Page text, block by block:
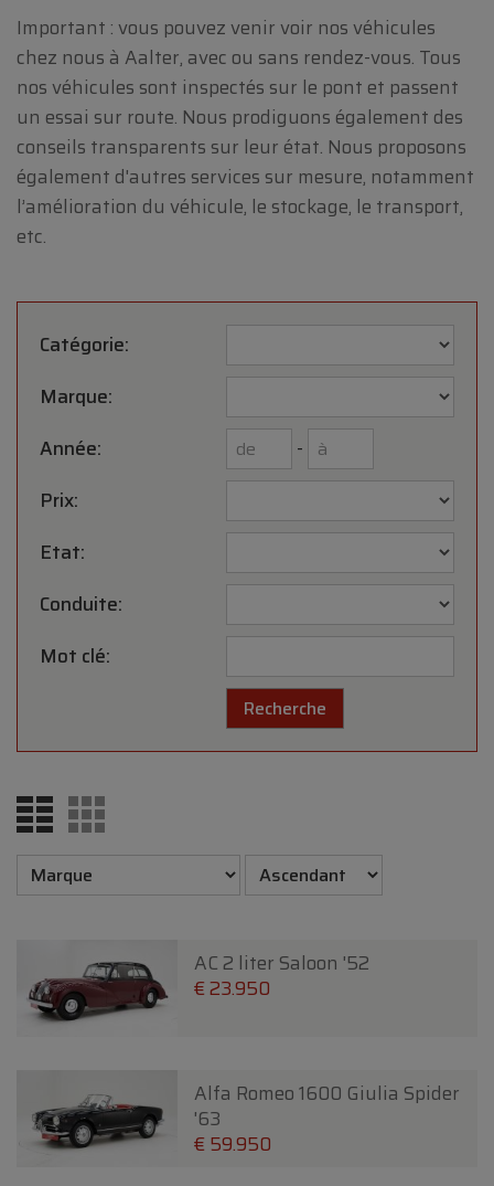
Important : vous pouvez venir voir nos véhicules
chez nous à Aalter, avec ou sans rendez-vous. Tous
nos véhicules sont inspectés sur le pont et passent
un essai sur route. Nous prodiguons également des
conseils transparents sur leur état. Nous proposons
également d'autres services sur mesure, notamment
l’amélioration du véhicule, le stockage, le transport,
etc.
Catégorie:
Marque:
Année:
-
Prix:
Etat:
Conduite:
Mot clé:
AC 2 liter Saloon '52
€ 23.950
Alfa Romeo 1600 Giulia Spider
'63
€ 59.950